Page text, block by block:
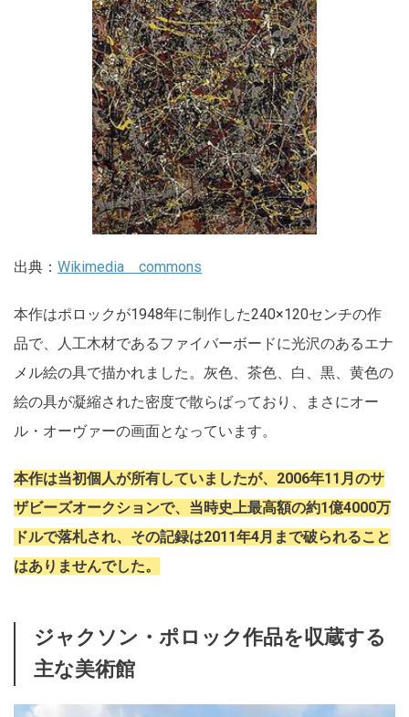
出典： Wikimedia commons
本作はポロックが1948年に制作した240×120センチの作
品で、人工木材であるファイバーボードに光沢のあるエナ
メル絵の具で描かれました。灰色、茶色、白、黒、黄色の
絵の具が凝縮された密度で散らばっており、まさにオー
ル・オーヴァーの画面となっています。
本作は当初個人が所有していましたが、2006年11月のサ
ザビーズオークションで、当時史上最高額の約1億4000万
ドルで落札され、その記録は2011年4月まで破られること
はありませんでした。
ジャクソン・ポロック作品を収蔵する
主な美術館